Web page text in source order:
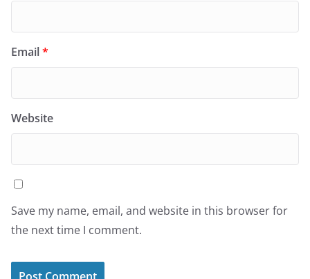
Email*
Website
Save my name, email, and website in this browser for
the next time I comment.